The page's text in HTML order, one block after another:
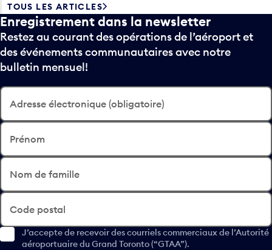
TOUS LES ARTICLES
Enregistrement dans la newsletter
Restez au courant des opérations de l’aéroport et
des événements communautaires avec notre
bulletin mensuel!
Adresse électronique (obligatoire)
Prénom
Nom de famille
Code postal
J’accepte de recevoir des courriels commerciaux de l’Autorité
aéroportuaire du Grand Toronto (“GTAA”).